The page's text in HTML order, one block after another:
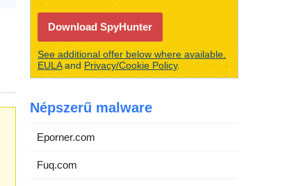
Download SpyHunter
See additional offer below where available.
EULAand Privacy/Cookie Policy.
Népszerű malware
Eporner.com
Fuq.com